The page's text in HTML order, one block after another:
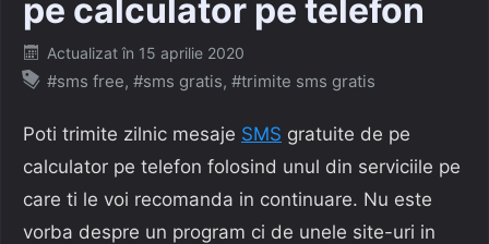
pe calculator pe telefon
Posted
on
Actualizat în 15 aprilie 2020
#sms free, #sms gratis, #trimite sms gratis
Poti trimite zilnic mesaje SMS gratuite de pe
calculator pe telefon folosind unul din serviciile pe
care ti le voi recomanda in continuare. Nu este
vorba despre un program ci de unele site-uri in